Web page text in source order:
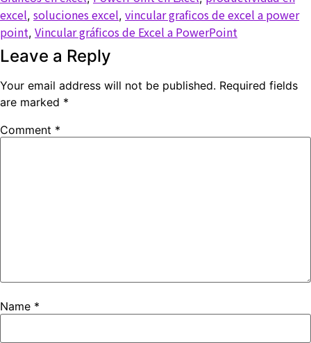
excel, soluciones excel, vincular graficos de excel a power
point, Vincular gráficos de Excel a PowerPoint
Leave a Reply
Your email address will not be published. Required fields
are marked *
Comment *
Name *